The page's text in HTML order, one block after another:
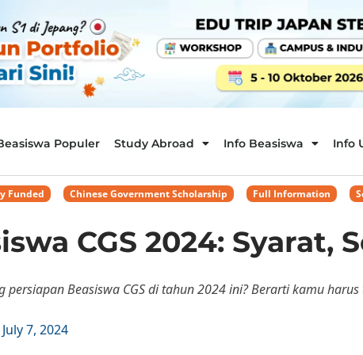
Populer Study Abroad Info Beasiswa Info
Funded Chinese Government Scholarship Full Information
CGS 2024: Syarat,
persiapan Beasiswa CGS di tahun 2024 ini? Berarti kamu
July 7, 2024